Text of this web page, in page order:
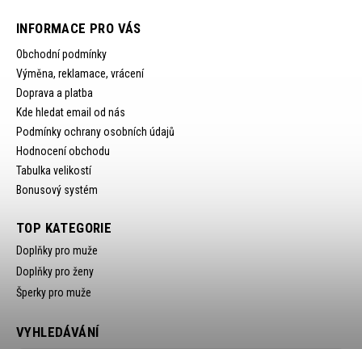
INFORMACE PRO VÁS
Obchodní podmínky
Výměna, reklamace, vrácení
Doprava a platba
Kde hledat email od nás
Podmínky ochrany osobních údajů
Hodnocení obchodu
Tabulka velikostí
Bonusový systém
TOP KATEGORIE
Doplňky pro muže
Doplňky pro ženy
Šperky pro muže
VYHLEDÁVÁNÍ